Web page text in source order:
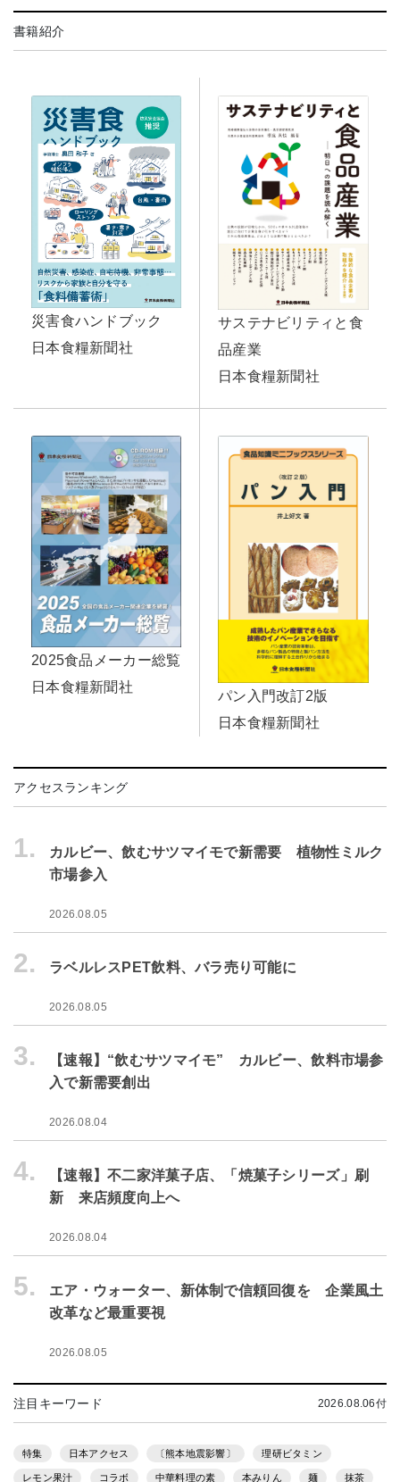
書籍紹介
災害食ハンドブック
日本食糧新聞社
サステナビリティと食
品産業
日本食糧新聞社
2025食品メーカー総覧
日本食糧新聞社
パン入門改訂2版
日本食糧新聞社
アクセスランキング
1.
カルビー、飲むサツマイモで新需要 植物性ミルク
市場参入
2026.08.05
2. ラベルレスPET飲料、バラ売り可能に
2026.08.05
3.
【速報】“飲むサツマイモ” カルビー、飲料市場参
入で新需要創出
2026.08.04
4.
【速報】不二家洋菓子店、「焼菓子シリーズ」刷
新 来店頻度向上へ
2026.08.04
5.
エア・ウォーター、新体制で信頼回復を 企業風土
改革など最重要視
2026.08.05
注目キーワード 2026.08.06付
特集 日本アクセス 〔熊本地震影響〕 理研ビタミン
レモン果汁 コラボ 中華料理の素 本みりん 麺 抹茶